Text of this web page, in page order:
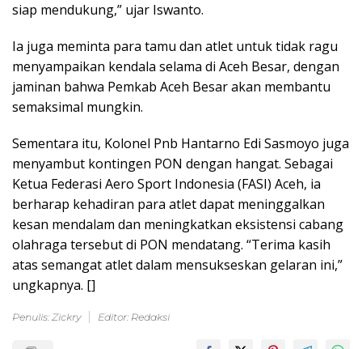
siap mendukung,” ujar Iswanto.
Ia juga meminta para tamu dan atlet untuk tidak ragu
menyampaikan kendala selama di Aceh Besar, dengan
jaminan bahwa Pemkab Aceh Besar akan membantu
semaksimal mungkin.
Sementara itu, Kolonel Pnb Hantarno Edi Sasmoyo juga
menyambut kontingen PON dengan hangat. Sebagai
Ketua Federasi Aero Sport Indonesia (FASI) Aceh, ia
berharap kehadiran para atlet dapat meninggalkan
kesan mendalam dan meningkatkan eksistensi cabang
olahraga tersebut di PON mendatang. “Terima kasih
atas semangat atlet dalam mensukseskan gelaran ini,”
ungkapnya. []
Penulis: Zickry Editor: Redaksi